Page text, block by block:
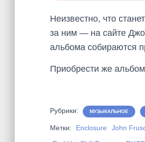
Неизвестно, что
за ним — на сайте
альбома собираются
Приобрести же
Рубрики: МУЗЫКАЛЬНОЕ
Метки: Enclosure
John